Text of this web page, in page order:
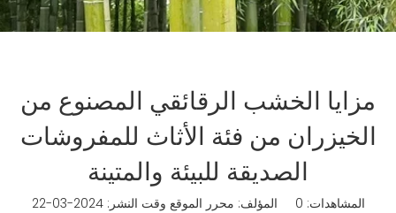
مزايا الخشب الرقائقي المصنوع من
الخيزران من فئة الأثاث للمفروشات
الصديقة للبيئة والمتينة
المشاهدات: 0
المؤلف: محرر الموقع وقت النشر: 2024-03-22